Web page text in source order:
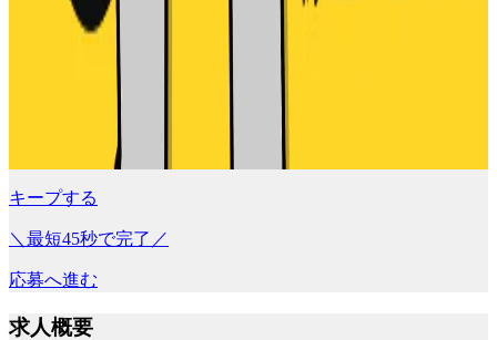
キープする
＼最短45秒で完了／
応募へ進む
求人概要